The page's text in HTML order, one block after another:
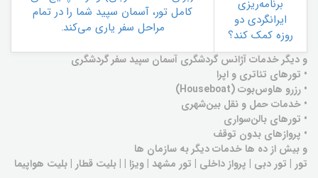
برنامه‌ریزی
ایرانگردی دو
روزه کمک کند؟
کامل تور، آسمان سپید شما را در تمام
مراحل سفر یاری می‌کند.
و دیگر خدمات آژانس گردشگری آسمان سپید سفر گردشگری
• تورهای تئاتری و اپرا
• رزرو هاوس‌بوت (Houseboat)
• خدمات حمل و نقل بین‌شهری
• تورهای بالن‌سواری
• پروازهای بدون توقف
و بیش از ده ها خدمات دیگر به سازمان ها
تور | تور دبی | پرواز داخلی | تور مشهد | ویزا | | بلیت قطار | بلیت هواپیما